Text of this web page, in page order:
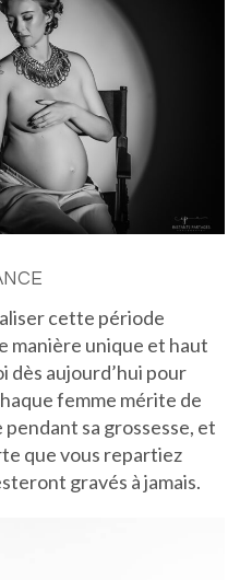
cette période
manière unique et haut
dès aujourd’hui pour
femme mérite de
sa grossesse, et
que vous repartiez
gravés à jamais.